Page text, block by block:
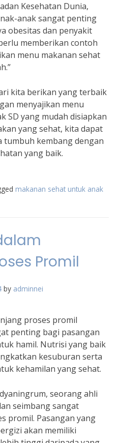
Kesehatan Dunia,
anak sangat penting
obesitas dan penyakit
memberikan contoh
menu makanan sehat
kita berikan yang terbaik
menyajikan menu
SD yang mudah disiapkan
yang sehat, kita dapat
tumbuh kembang dengan
yang baik.
makanan sehat untuk anak
Promil
by adminnei
proses promil
penting bagi pasangan
hamil. Nutrisi yang baik
kesuburan serta
kehamilan yang sehat.
seorang ahli
seimbang sangat
promil. Pasangan yang
akan memiliki